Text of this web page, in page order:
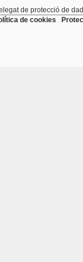
de protecció de
de cookies .